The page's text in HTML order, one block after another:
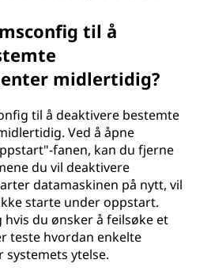
til å
midlertidig?
til å deaktivere bestemte
Ved å åpne
fanen, kan du fjerne
du vil deaktivere
datamaskinen på nytt, vil
starte under oppstart.
du ønsker å feilsøke et
teste hvordan enkelte
ytelse.